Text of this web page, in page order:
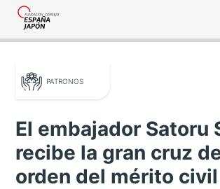
Lo
PATRONOS
El embajador Satoru
recibe la gran cruz
orden del mérito civil